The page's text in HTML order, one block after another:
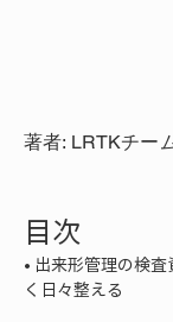
著者: LRTKチー
目次
• 出来形管理の検